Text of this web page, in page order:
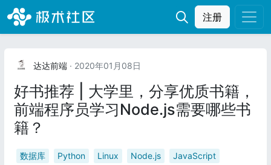
注册
达达前端 · 2020年01月08日
好书推荐 | 大学里，分享优质书籍，
前端程序员学习Node.js需要哪些书
籍？
数据库 Python Linux Node.js JavaScript